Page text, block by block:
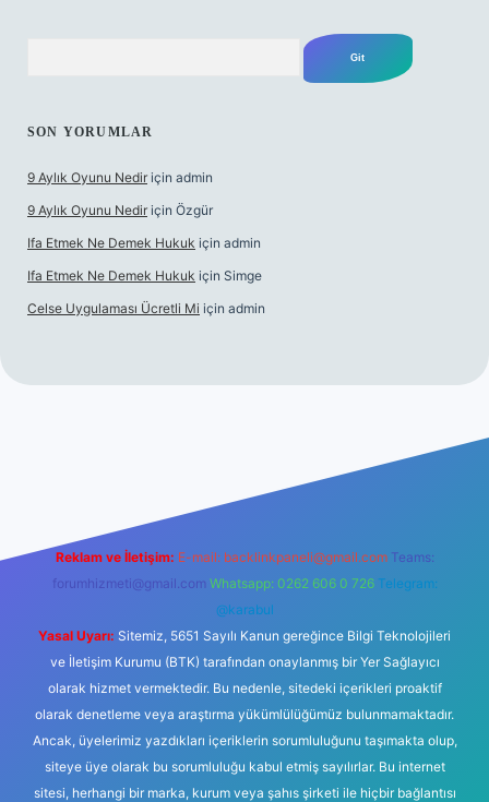
SON YORUMLAR
9 Aylık Oyunu Nedir için admin
9 Aylık Oyunu Nedir için Özgür
Ifa Etmek Ne Demek Hukuk için admin
Ifa Etmek Ne Demek Hukuk için Simge
Celse Uygulaması Ücretli Mi için admin
Reklam ve İletişim: E-mail: backlinkpaneli@gmail.com Teams:
forumhizmeti@gmail.com Whatsapp: 0262 606 0 726 Telegram:
@karabul
Yasal Uyarı: Sitemiz, 5651 Sayılı Kanun gereğince Bilgi Teknolojileri
ve İletişim Kurumu (BTK) tarafından onaylanmış bir Yer Sağlayıcı
olarak hizmet vermektedir. Bu nedenle, sitedeki içerikleri proaktif
olarak denetleme veya araştırma yükümlülüğümüz bulunmamaktadır.
Ancak, üyelerimiz yazdıkları içeriklerin sorumluluğunu taşımakta olup,
siteye üye olarak bu sorumluluğu kabul etmiş sayılırlar. Bu internet
sitesi, herhangi bir marka, kurum veya şahıs şirketi ile hiçbir bağlantısı